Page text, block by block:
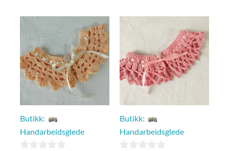
Butikk:
Handarbeidsglede
Butikk:
Handarbeidsglede